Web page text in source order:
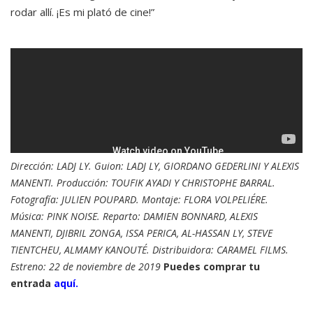
rodar allí. ¡Es mi plató de cine!”
Dirección: LADJ LY. Guion: LADJ LY, GIORDANO GEDERLINI Y ALEXIS
MANENTI. Producción: TOUFIK AYADI Y CHRISTOPHE BARRAL.
Fotografía: JULIEN POUPARD. Montaje: FLORA VOLPELIÉRE.
Música: PINK NOISE. Reparto: DAMIEN BONNARD, ALEXIS
MANENTI, DJIBRIL ZONGA, ISSA PERICA, AL-HASSAN LY, STEVE
TIENTCHEU, ALMAMY KANOUTÉ. Distribuidora: CARAMEL FILMS.
Estreno: 22 de noviembre de 2019 Puedes comprar tu
entrada aquí.